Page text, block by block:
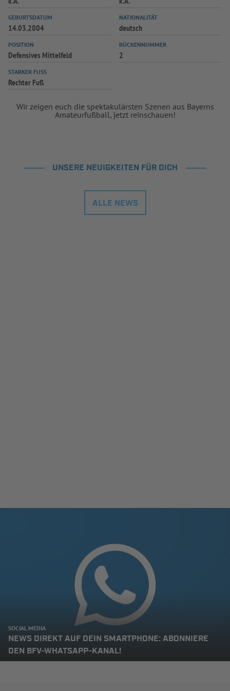
SPIELPLUS
GEBURTSDATUM
14.03.2004
NATIONALITÄT
deutsch
POSITION
Defensives Mittelfeld
RÜCKENNUMMER
2
STARKER FUSS
Rechter Fuß
Wir zeigen euch die spektakulärsten Szenen aus Bayerns
Amateurfußball, jetzt reinschauen!
UNSERE NEUIGKEITEN FÜR DICH
ALLE NEWS
SOCIAL MEDIA
NEWS DIREKT AUF DEIN SMARTPHONE: ABONNIERE
DEN BFV-WHATSAPP-KANAL!